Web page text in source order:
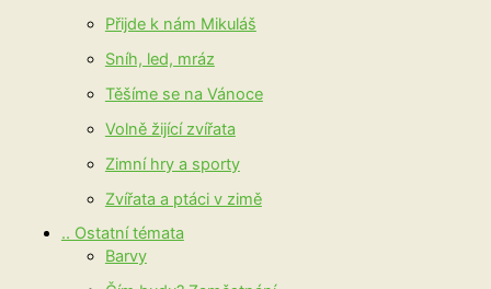
Přijde k nám Mikuláš
Sníh, led, mráz
Těšíme se na Vánoce
Volně žijící zvířata
Zimní hry a sporty
Zvířata a ptáci v zimě
.. Ostatní témata
Barvy